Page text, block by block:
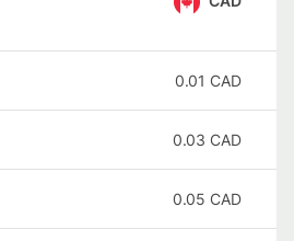
0.01 CAD
0.03 CAD
0.05 CAD